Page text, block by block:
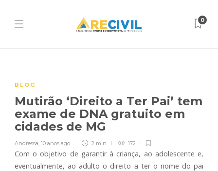
0
BLOG
Mutirão ‘Direito a Ter Pai’ tem
exame de DNA gratuito em
cidades de MG
Andressa, 10 anos ago 2 min 172
Com o objetivo de garantir à criança, ao adolescente e,
eventualmente, ao adulto o direito a ter o nome do pai